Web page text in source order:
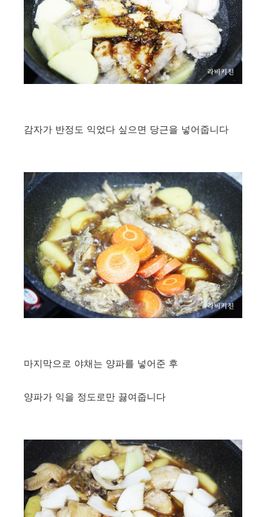
감자가 반정도 익었다 싶으면 당근을 넣어줍니다
​마지막으로 야채는 양파를 넣어준 후
양파가 익을 정도로만 끓여줍니다